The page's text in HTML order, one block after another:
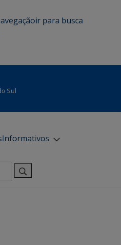
ir para busca
Sul
Informativos